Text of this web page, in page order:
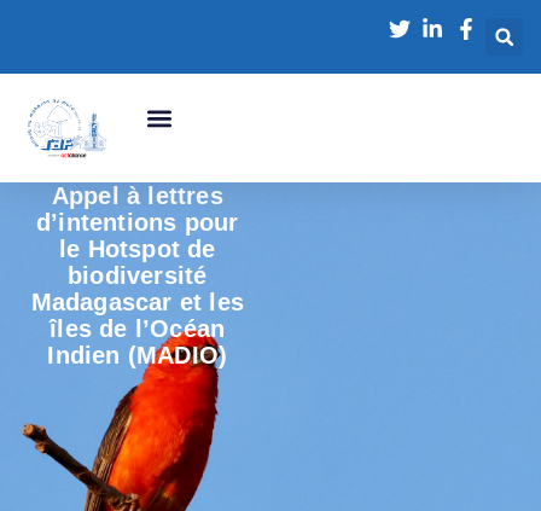
Appel à lettres
d’intentions pour
le Hotspot de
biodiversité
Madagascar et les
îles de l’Océan
Indien (MADIO)